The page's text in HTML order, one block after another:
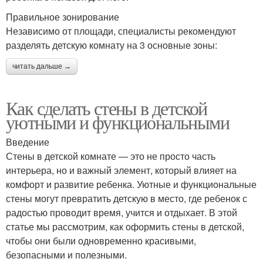
Правильное зонирование
Независимо от площади, специалисты рекомендуют
разделять детскую комнату на 3 основные зоны:
читать дальше →
Как сделать стены в детской
уютными и функциональными
Введение
Стены в детской комнате — это не просто часть
интерьера, но и важный элемент, который влияет на
комфорт и развитие ребенка. Уютные и функциональные
стены могут превратить детскую в место, где ребенок с
радостью проводит время, учится и отдыхает. В этой
статье мы рассмотрим, как оформить стены в детской,
чтобы они были одновременно красивыми,
безопасными и полезными.